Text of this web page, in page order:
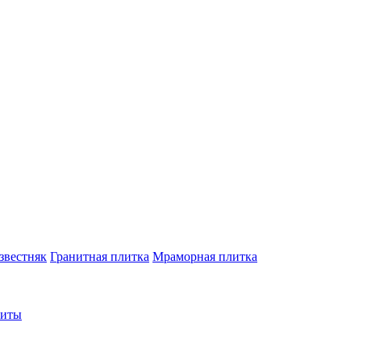
Гранитная плитка Мраморная плитка